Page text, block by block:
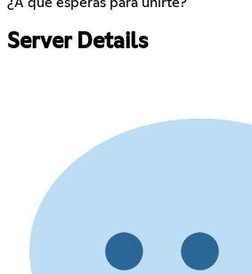
Server Details